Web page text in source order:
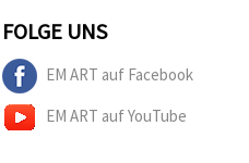
FOLGE UNS
EM ART auf Facebook
EM ART auf YouTube